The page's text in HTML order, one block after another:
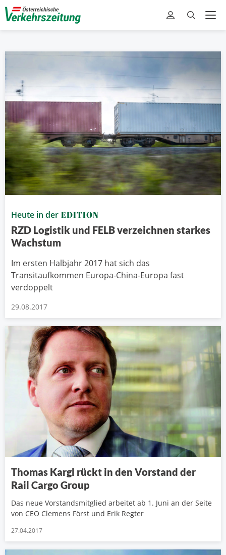
Heute in der EDITION
RZD Logistik und FELB verzeichnen starkes
Wachstum
Im ersten Halbjahr 2017 hat sich das
Transitaufkommen Europa-China-Europa fast
verdoppelt
29.08.2017
Thomas Kargl rückt in den Vorstand der
Rail Cargo Group
Das neue Vorstandsmitglied arbeitet ab 1. Juni an der Seite
von CEO Clemens Först und Erik Regter
27.04.2017